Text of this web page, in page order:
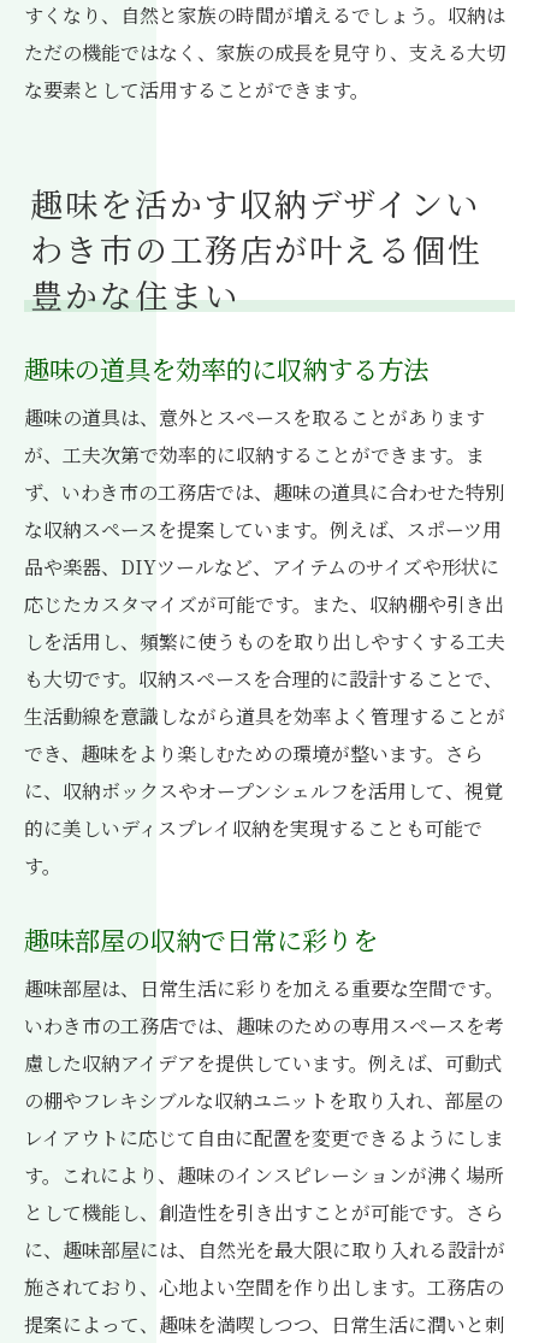
すくなり、自然と家族の時間が増えるでしょう。収納は
ただの機能ではなく、家族の成長を見守り、支える大切
な要素として活用することができます。
趣味を活かす収納デザインい
わき市の工務店が叶える個性
豊かな住まい
趣味の道具を効率的に収納する方法
趣味の道具は、意外とスペースを取ることがあります
が、工夫次第で効率的に収納することができます。ま
ず、いわき市の工務店では、趣味の道具に合わせた特別
な収納スペースを提案しています。例えば、スポーツ用
品や楽器、DIYツールなど、アイテムのサイズや形状に
応じたカスタマイズが可能です。また、収納棚や引き出
しを活用し、頻繁に使うものを取り出しやすくする工夫
も大切です。収納スペースを合理的に設計することで、
生活動線を意識しながら道具を効率よく管理することが
でき、趣味をより楽しむための環境が整います。さら
に、収納ボックスやオープンシェルフを活用して、視覚
的に美しいディスプレイ収納を実現することも可能で
す。
趣味部屋の収納で日常に彩りを
趣味部屋は、日常生活に彩りを加える重要な空間です。
いわき市の工務店では、趣味のための専用スペースを考
慮した収納アイデアを提供しています。例えば、可動式
の棚やフレキシブルな収納ユニットを取り入れ、部屋の
レイアウトに応じて自由に配置を変更できるようにしま
す。これにより、趣味のインスピレーションが沸く場所
として機能し、創造性を引き出すことが可能です。さら
に、趣味部屋には、自然光を最大限に取り入れる設計が
施されており、心地よい空間を作り出します。工務店の
提案によって、趣味を満喫しつつ、日常生活に潤いと刺